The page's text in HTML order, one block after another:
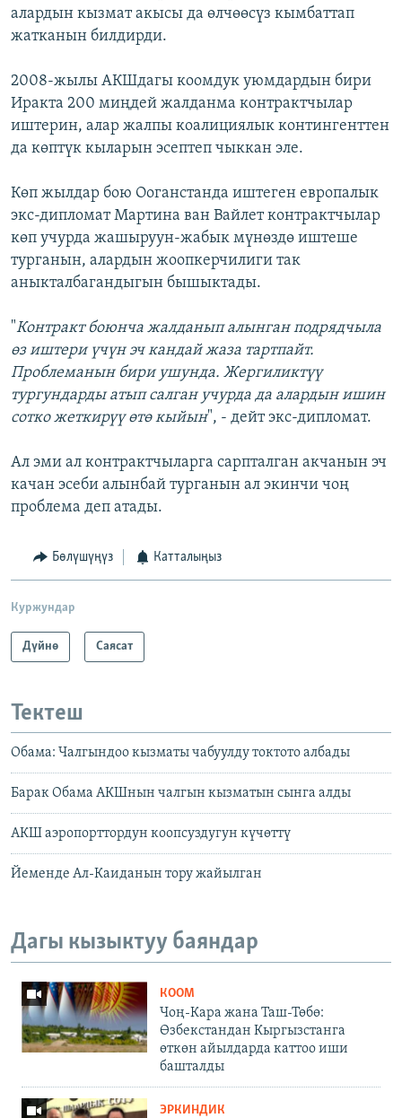
алардын кызмат акысы да өлчөөсүз кымбаттап
жатканын билдирди.
2008-жылы АКШдагы коомдук уюмдардын бири
Иракта 200 миңдей жалданма контрактчылар
иштерин, алар жалпы коалициялык контингенттен
да көптүк кыларын эсептеп чыккан эле.
Көп жылдар бою Ооганстанда иштеген европалык
экс-дипломат Мартина ван Вайлет контрактчылар
көп учурда жашыруун-жабык мүнөздө иштеше
турганын, алардын жоопкерчилиги так
аныкталбагандыгын бышыктады.
"Контракт боюнча жалданып алынган подрядчыла
өз иштери үчүн эч кандай жаза тартпайт.
Проблеманын бири ушунда. Жергиликтүү
тургундарды атып салган учурда да алардын ишин
сотко жеткирүү өтө кыйын", - дейт экс-дипломат.
Ал эми ал контрактчыларга сарпталган акчанын эч
качан эсеби алынбай турганын ал экинчи чоң
проблема деп атады.
Бөлүшүңүз Катталыңыз
Куржундар
Дүйнө Саясат
Тектеш
Обама: Чалгындоо кызматы чабуулду токтото албады
Барак Обама АКШнын чалгын кызматын сынга алды
АКШ аэропорттордун коопсуздугун күчөттү
Йеменде Ал-Каиданын тору жайылган
Дагы кызыктуу баяндар
КООМ
Чоң-Кара жана Таш-Төбө:
Өзбекстандан Кыргызстанга
өткөн айылдарда каттоо иши
башталды
ЭРКИНДИК